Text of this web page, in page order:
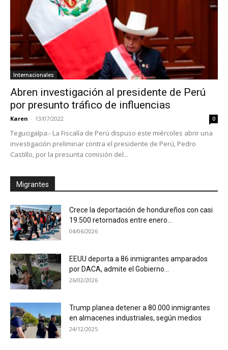
Internacionales
Abren investigación al presidente de Perú
por presunto tráfico de influencias
Karen - 13/07/2022 0
Tegucigalpa.- La Fiscalía de Perú dispuso este miércoles abrir una
investigación preliminar contra el presidente de Perú, Pedro
Castillo, por la presunta comisión del...
Migrantes
Crece la deportación de hondureños con casi
19.500 retornados entre enero...
04/06/2026
EEUU deporta a 86 inmigrantes amparados
por DACA, admite el Gobierno...
26/02/2026
Trump planea detener a 80.000 inmigrantes
en almacenes industriales, según medios
24/12/2025